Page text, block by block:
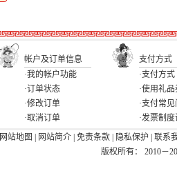
帐户及订单信息
支付方式
·我的帐户功能
·订单状态
·修改订单
·取消订单
·支付方式
·使用礼品
·支付常
·发票制
网站地图
网站简介 免责条款 隐私保护
联系
版权所有： 2010－